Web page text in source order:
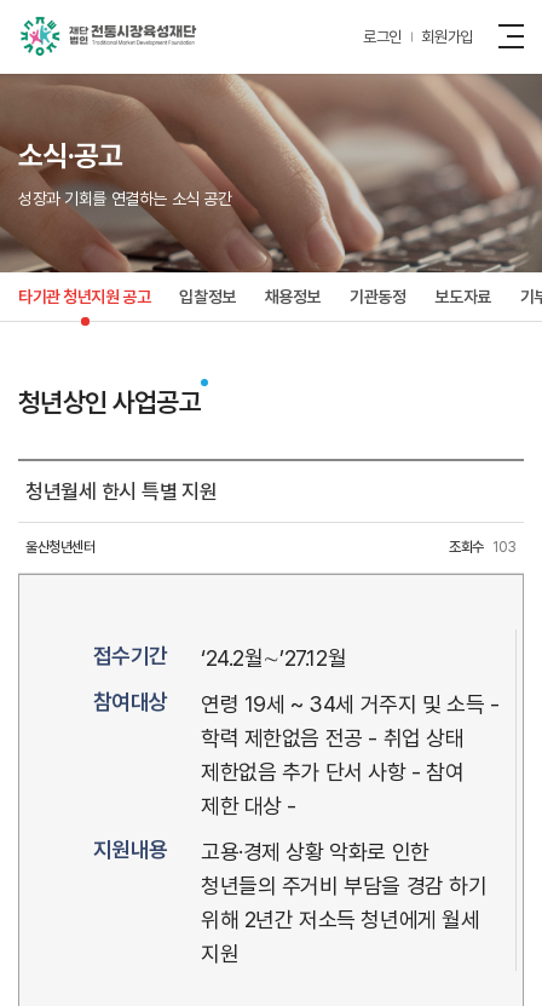
로그인 회원가입
소식·공고
성장과 기회를 연결하는 소식 공간
타기관 청년지원 공고 입찰정보 채용정보 기관동정 보도자료 기
청년상인 사업공고
청년월세 한시 특별 지원
울산청년센터 조회수 103
접수기간
‘24.2월∼’27.12월
참여대상
연령 19세 ~ 34세 거주지 및 소득 -
학력 제한없음 전공 - 취업 상태
제한없음 추가 단서 사항 - 참여
제한 대상 -
지원내용
고용·경제 상황 악화로 인한
청년들의 주거비 부담을 경감 하기
위해 2년간 저소득 청년에게 월세
지원